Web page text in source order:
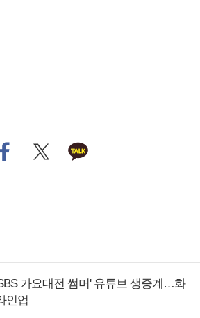
가요대전 썸머' 유튜브 생중계…화
인업